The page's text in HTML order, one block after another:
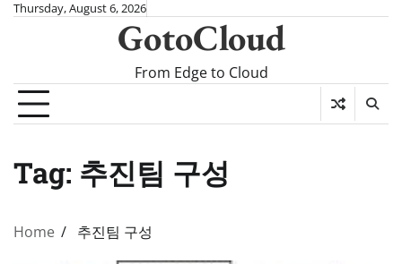
SkipThursday, August 6, 2026
GotoCloud
From Edge to Cloud
Tag: 추진팀 구성
Home 추진팀 구성